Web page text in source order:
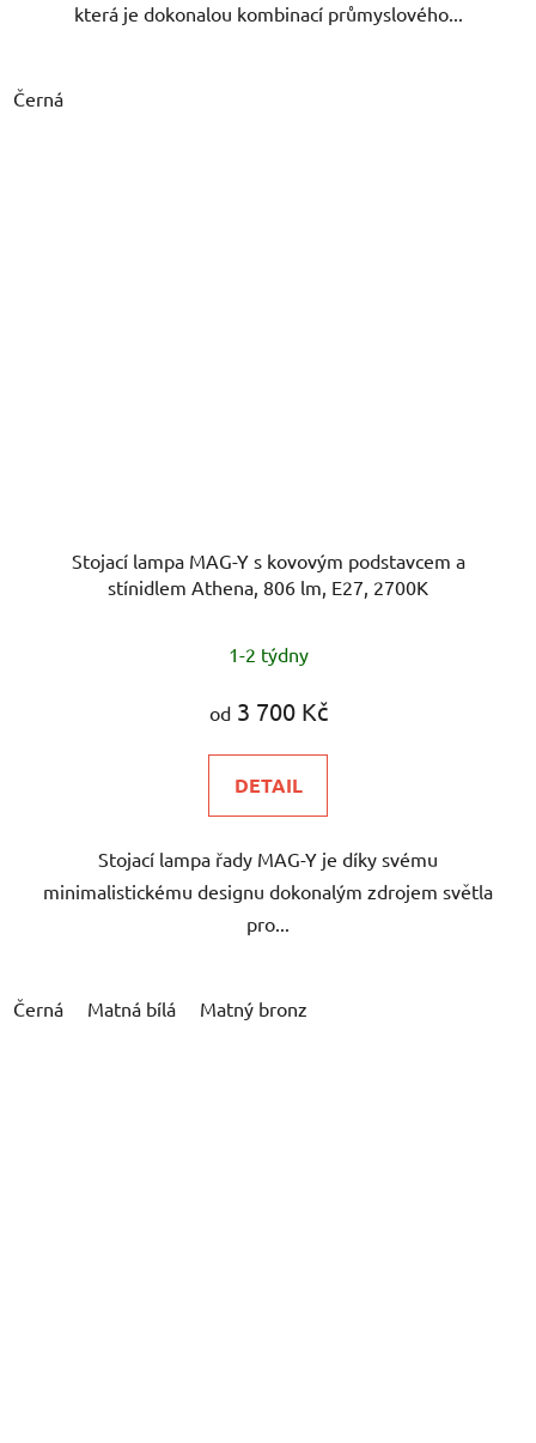
která je dokonalou kombinací průmyslového...
Černá
Stojací lampa MAG-Y s kovovým podstavcem a
stínidlem Athena, 806 lm, E27, 2700K
1-2 týdny
od3 700 Kč
DETAIL
Stojací lampa řady MAG-Y je díky svému
minimalistickému designu dokonalým zdrojem světla
pro...
Černá Matná bílá Matný bronz